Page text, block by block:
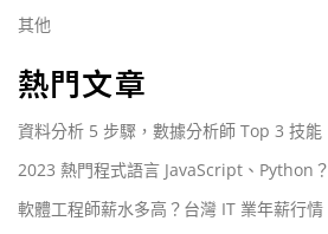
其他
熱門文章
資料分析 5 步驟，數據分析師 Top 3 技能
2023 熱門程式語言 JavaScript、Python？
軟體工程師薪水多高？台灣 IT 業年薪行情